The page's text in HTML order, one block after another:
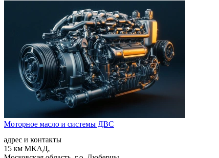
Моторное масло и системы ДВС
адрес и контакты
15 км МКАД,